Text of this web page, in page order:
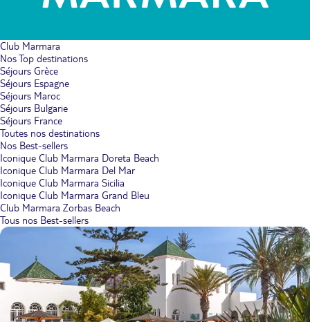
Club Marmara
Nos Top destinations
Séjours Grèce
Séjours Espagne
Séjours Maroc
Séjours Bulgarie
Séjours France
Toutes nos destinations
Nos Best-sellers
Iconique Club Marmara Doreta Beach
Iconique Club Marmara Del Mar
Iconique Club Marmara Sicilia
Iconique Club Marmara Grand Bleu
Club Marmara Zorbas Beach
Tous nos Best-sellers